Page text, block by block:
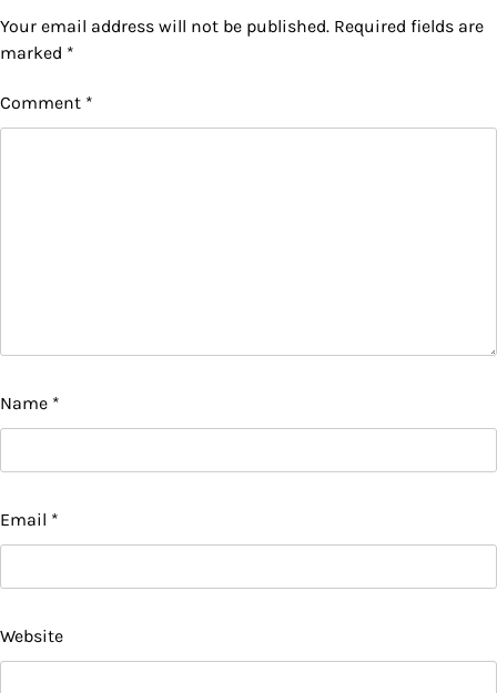
Your email address will not be published. Required fields are
marked *
Comment *
Name *
Email *
Website